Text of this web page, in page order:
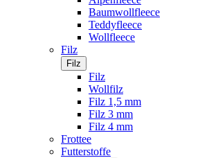
Baumwollfleece
Teddyfleece
Wollfleece
Filz
Filz
Filz
Wollfilz
Filz 1,5 mm
Filz 3 mm
Filz 4 mm
Frottee
Futterstoffe